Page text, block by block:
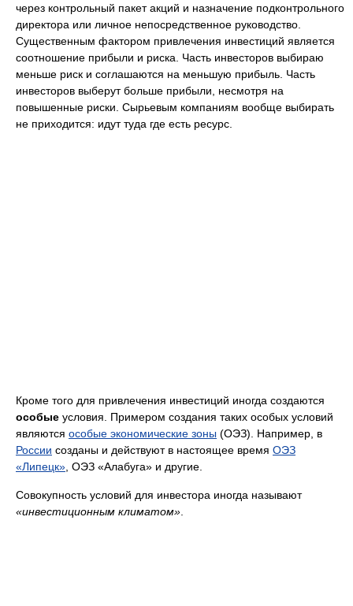
через контрольный пакет акций и назначение подконтрольного
директора или личное непосредственное руководство.
Существенным фактором привлечения инвестиций является
соотношение прибыли и риска. Часть инвесторов выбираю
меньше риск и соглашаются на меньшую прибыль. Часть
инвесторов выберут больше прибыли, несмотря на
повышенные риски. Сырьевым компаниям вообще выбирать
не приходится: идут туда где есть ресурс.
Кроме того для привлечения инвестиций иногда создаются
особые условия. Примером создания таких особых условий
являются особые экономические зоны (ОЭЗ). Например, в
России созданы и действуют в настоящее время ОЭЗ
«Липецк» , ОЭЗ «Алабуга» и другие.
Совокупность условий для инвестора иногда называют
«инвестиционным климатом»